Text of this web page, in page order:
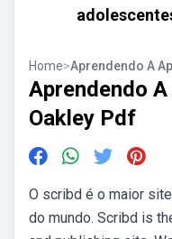
Home>Aprendendo A
Aprendendo
Oakley Pdf
O scribd é o maior
do mundo. Scribd is